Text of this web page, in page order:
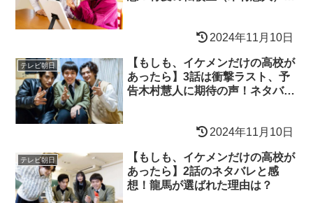
2024年11月10日
テレビ朝日
【もしも、イケメンだけの高校が
あったら】3話は衝撃ラスト、予
告木村慧人に期待の声！ネタバレ
2024年11月10日
テレビ朝日
【もしも、イケメンだけの高校が
あったら】2話のネタバレと感
想！龍馬が選ばれた理由は？